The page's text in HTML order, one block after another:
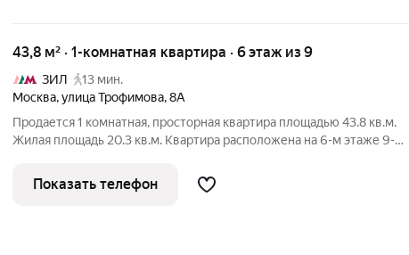
43,8 м² · 1-комнатная квартира · 6 этаж из 9
ЗИЛ
13 мин.
Москва,улица Трофимова,8А
Продается 1 комнатная, просторная квартира площадью 43.8 кв.м.
Жилая площадь 20.3 кв.м. Квартира расположена на 6-м этаже 9-
Показать телефон